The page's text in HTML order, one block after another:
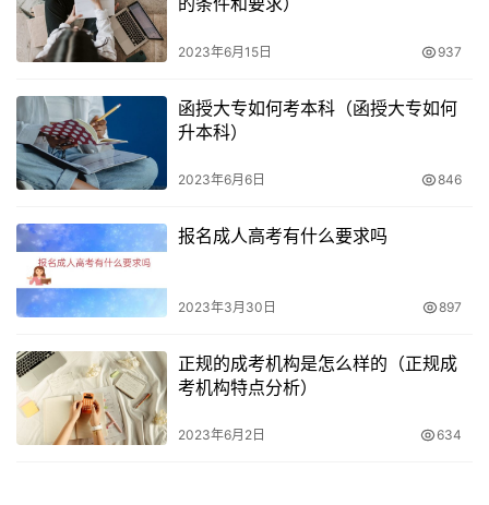
2023年6月15日 937
函授大专如何考本科（函授大专如何
升本科）
2023年6月6日 846
报名成人高考有什么要求吗
2023年3月30日 897
正规的成考机构是怎么样的（正规成
考机构特点分析）
2023年6月2日 634